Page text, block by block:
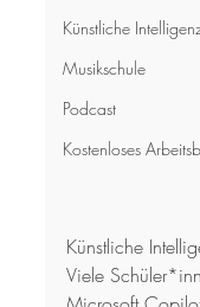
Künstliche
Musikschule
Podcast
Kostenloses
Künstliche
Viele